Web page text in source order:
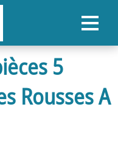
5
Rousses A